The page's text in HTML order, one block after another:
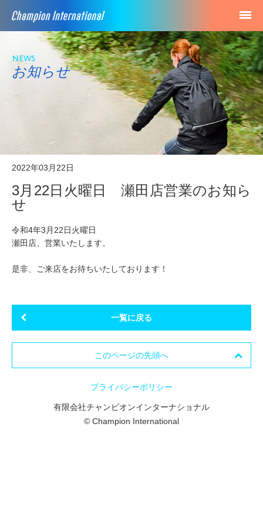
news
お知らせ
2022年03月22日
3月22日火曜日 瀬田店営業のお知ら
せ
令和4年3月22日火曜日
瀬田店、営業いたします。
是非、ご来店をお待ちいたしております！
一覧に戻る
このページの先頭へ
プライバシーポリシー
有限会社チャンピオンインターナショナル
© Champion International